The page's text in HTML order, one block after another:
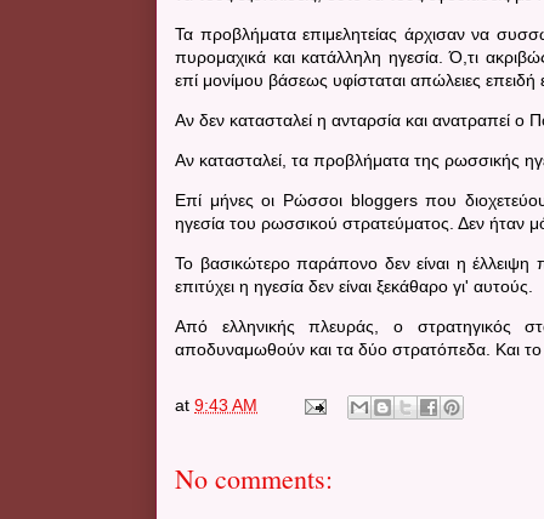
Τα προβλήματα επιμελητείας άρχισαν να
πυρομαχικά και κατάλληλη ηγεσία. Ό,τι
επί μονίμου βάσεως υφίσταται απώλειες
Αν δεν κατασταλεί η ανταρσία και ανατραπεί ο
Αν κατασταλεί, τα προβλήματα της ρωσσικής
Επί μήνες οι Ρώσσοι bloggersπου
ηγεσία του ρωσσικού στρατεύματος. Δεν ήταν
Το βασικώτερο παράπονο δεν είναι η έλλειψη
επιτύχει η ηγεσία δεν είναι ξεκάθαρο γι' αυτούς.
Από ελληνικής πλευράς, ο στρατηγικός
αποδυναμωθούν και τα δύο στρατόπεδα. Και
at 9:43 AM
No comments: